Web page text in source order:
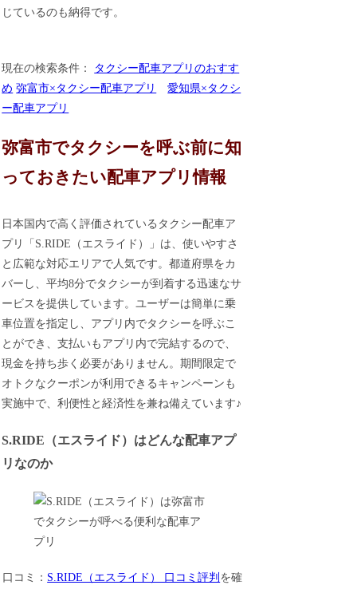
じているのも納得です。
現在の検索条件：
タクシー配車アプリのおすす
め 弥富市×タクシー配車アプリ
愛知県×タクシ
ー配車アプリ
弥富市でタクシーを呼ぶ前に知
っておきたい配車アプリ情報
日本国内で高く評価されているタクシー配車ア
プリ「S.RIDE（エスライド）」は、使いやすさ
と広範な対応エリアで人気です。都道府県をカ
バーし、平均8分でタクシーが到着する迅速なサ
ービスを提供しています。ユーザーは簡単に乗
車位置を指定し、アプリ内でタクシーを呼ぶこ
とができ、支払いもアプリ内で完結するので、
現金を持ち歩く必要がありません。期間限定で
オトクなクーポンが利用できるキャンペーンも
実施中で、利便性と経済性を兼ね備えています♪
S.RIDE（エスライド）はどんな配車アプ
リなのか
口コミ： S.RIDE（エスライド） 口コミ評判 を確